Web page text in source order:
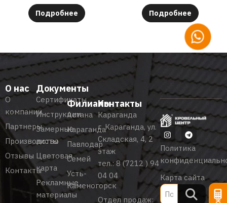
Подробнее Подробнее
О нас
О
компании
Партнеры
Производство
Отзывы
Контакты
Документы
Сертификаты
Инструкции
Замерные
листы
Цветовая
карта
Рекламные
материалы
Филиалы
Астана
Караганда
Павлодар
Семей
Усть-
Каменогорск
Контакты
Караганда
г. Караганда, ул.
Складская, 4, 2
этаж
тел.:8 (7212 ) 94
04 04
Отдел продаж:
Политика
Карта сайта